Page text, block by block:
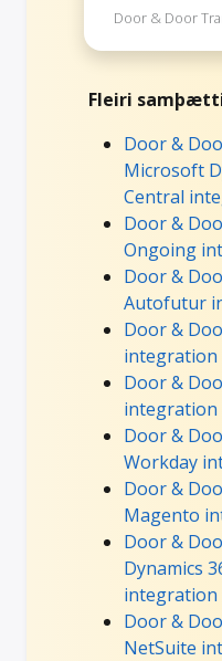
Door & Door
Fleiri
Door &
Microsoft
Central
Door &
Ongoing
Door &
Autofutur
Door &
integration
Door &
integration
Door &
Workday
Door &
Magento
Door &
Dynamics
integration
Door &
NetSuite